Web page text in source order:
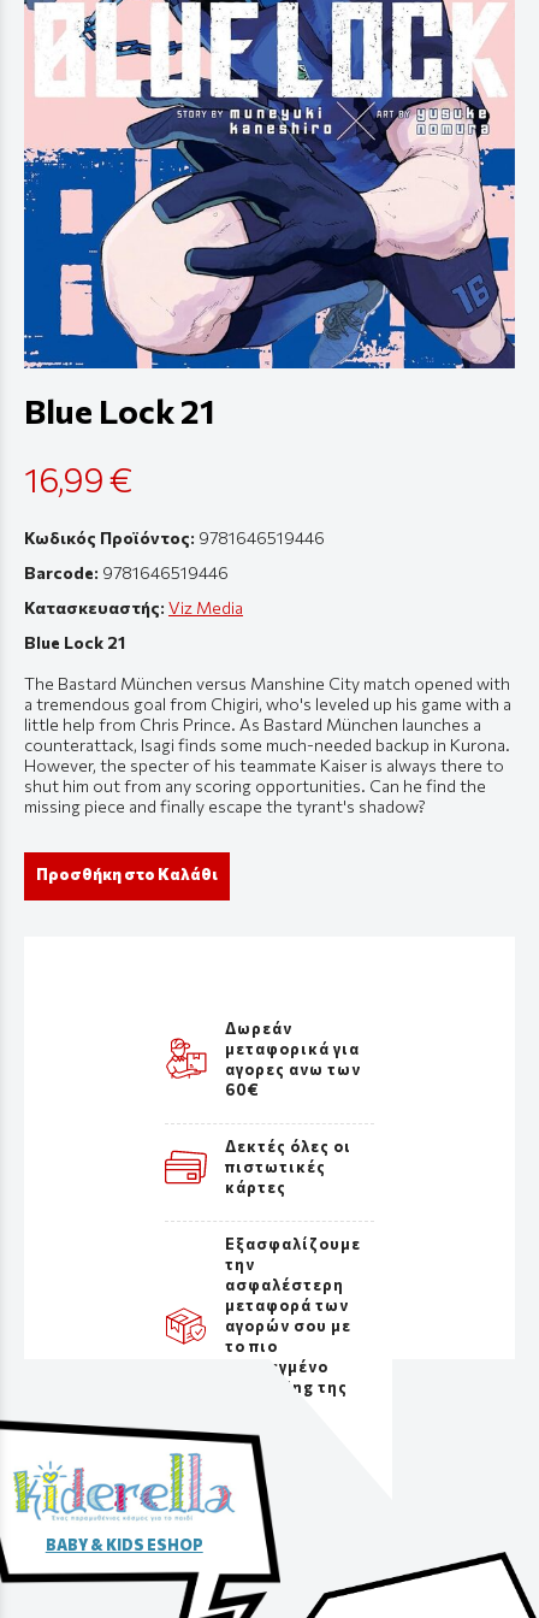
Blue Lock 21
16,99 €
Κωδικός Προϊόντος: 9781646519446
Barcode: 9781646519446
Κατασκευαστής: Viz Media
Blue Lock 21
The Bastard München versus Manshine City match opened with
a tremendous goal from Chigiri, who's leveled up his game with a
little help from Chris Prince. As Bastard München launches a
counterattack, Isagi finds some much-needed backup in Kurona.
However, the specter of his teammate Kaiser is always there to
shut him out from any scoring opportunities. Can he find the
missing piece and finally escape the tyrant's shadow?
Προσθήκη στο Καλάθι
Δωρεάν
μεταφορικά για
αγορες ανω των
60€
Δεκτές όλες οι
πιστωτικές
κάρτες
Εξασφαλίζουμε
την
ασφαλέστερη
μεταφορά των
αγορών σου με
το πιο
προσεγμένο
packaging της
BABY & KIDS ESHOP